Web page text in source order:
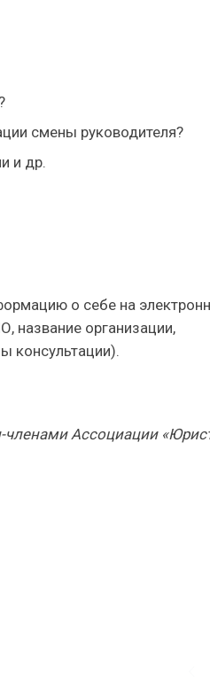
смены руководителя?
и др.
о себе на
название организации,
консультации).
членами Ассоциации